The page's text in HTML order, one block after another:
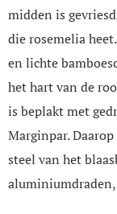
midden is
die rosemelia
en lichte
het hart van de
is beplakt met
Marginpar.
steel van het